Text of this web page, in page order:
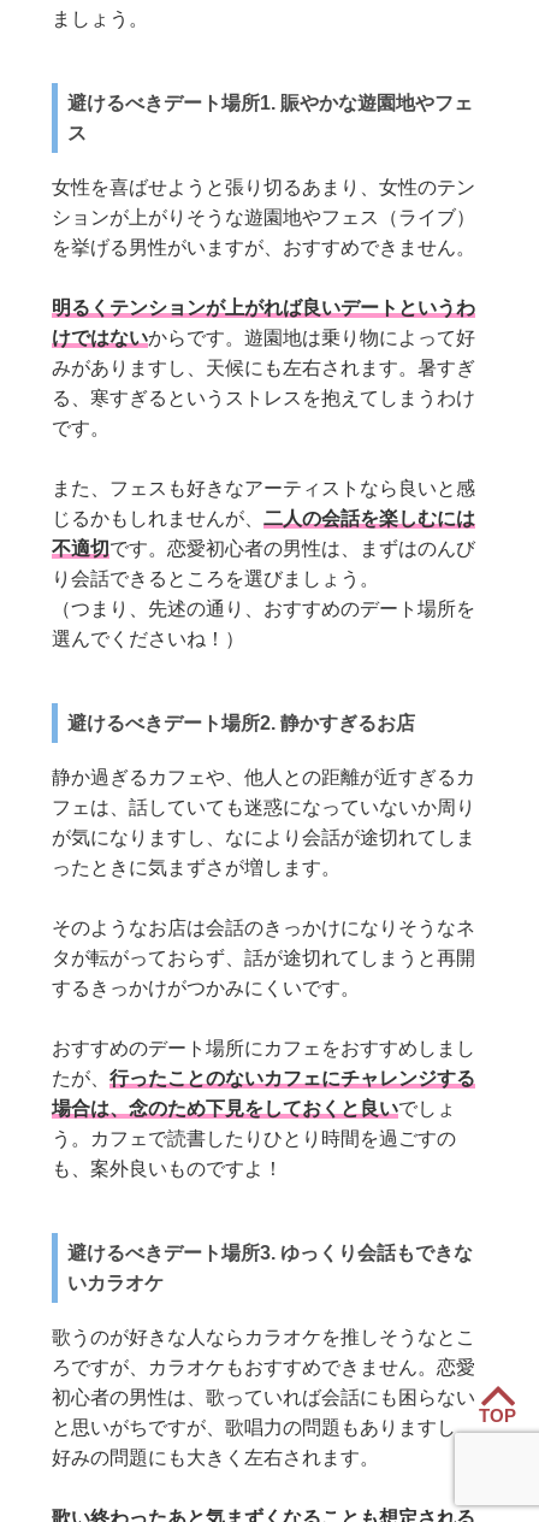
ましょう。
避けるべきデート場所1. 賑やかな遊園地やフェ
ス
女性を喜ばせようと張り切るあまり、女性のテン
ションが上がりそうな遊園地やフェス（ライブ）
を挙げる男性がいますが、おすすめできません。
明るくテンションが上がれば良いデートというわ
けではないからです。遊園地は乗り物によって好
みがありますし、天候にも左右されます。暑すぎ
る、寒すぎるというストレスを抱えてしまうわけ
です。
また、フェスも好きなアーティストなら良いと感
じるかもしれませんが、二人の会話を楽しむには
不適切 です。恋愛初心者の男性は、まずはのんび
り会話できるところを選びましょう。
（つまり、先述の通り、おすすめのデート場所を
選んでくださいね！）
避けるべきデート場所2. 静かすぎるお店
静か過ぎるカフェや、他人との距離が近すぎるカ
フェは、話していても迷惑になっていないか周り
が気になりますし、なにより会話が途切れてしま
ったときに気まずさが増します。
そのようなお店は会話のきっかけになりそうなネ
タが転がっておらず、話が途切れてしまうと再開
するきっかけがつかみにくいです。
おすすめのデート場所にカフェをおすすめしまし
たが、行ったことのないカフェにチャレンジする
場合は、念のため下見をしておくと良いでしょ
う。カフェで読書したりひとり時間を過ごすの
も、案外良いものですよ！
避けるべきデート場所3. ゆっくり会話もできな
いカラオケ
歌うのが好きな人ならカラオケを推しそうなとこ
ろですが、カラオケもおすすめできません。恋愛
初心者の男性は、歌っていれば会話にも困らない
と思いがちですが、歌唱力の問題もありますし、
好みの問題にも大きく左右されます。
歌い終わったあと気まずくなることも想定される
TOP